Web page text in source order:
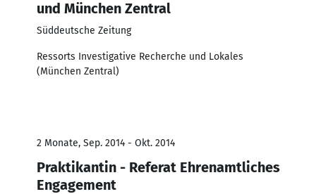
und München Zentral
Süddeutsche Zeitung
Ressorts Investigative Recherche und Lokales
(München Zentral)
2 Monate, Sep. 2014 - Okt. 2014
Praktikantin - Referat Ehrenamtliches
Engagement